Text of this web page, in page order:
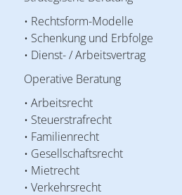
• Rechtsform-Modelle
• Schenkung und Erbfolge
• Dienst- / Arbeitsvertrag
Operative Beratung
• Arbeitsrecht
• Steuerstrafrecht
• Familienrecht
• Gesellschaftsrecht
• Mietrecht
• Verkehrsrecht